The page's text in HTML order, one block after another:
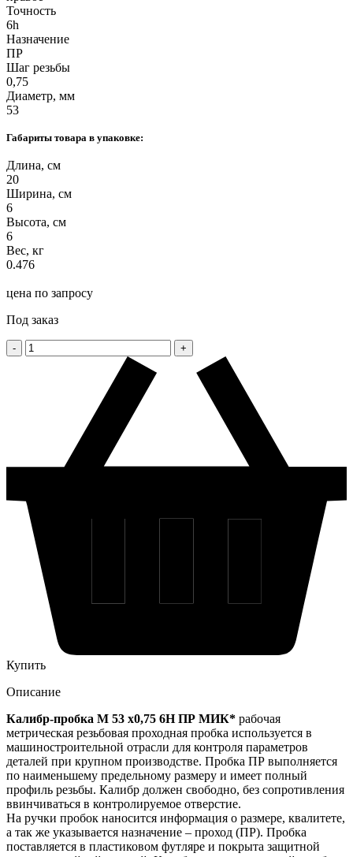
Точность
6h
Назначение
ПР
Шаг резьбы
0,75
Диаметр, мм
53
Габариты товара в упаковке:
Длина, см
20
Ширина, см
6
Высота, см
6
Вес, кг
0.476
цена по запросу
Под заказ
Купить
Описание
Калибр-пробка М 53 х0,75 6H ПР МИК* рабочая
метрическая резьбовая проходная пробка используется в
машиностроительной отрасли для контроля параметров
деталей при крупном производстве. Пробка ПР выполняется
по наименьшему предельному размеру и имеет полный
профиль резьбы. Калибр должен свободно, без сопротивления
ввинчиваться в контролируемое отверстие.
На ручки пробок наносится информация о размере, квалитете,
а так же указывается назначение – проход (ПР). Пробка
поставляется в пластиковом футляре и покрыта защитной